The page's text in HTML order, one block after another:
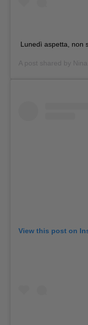
Lunedì aspetta, non
A post shared by
View this post on